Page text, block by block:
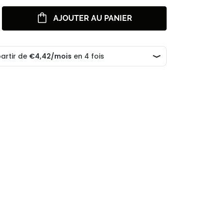
AJOUTER AU PANIER